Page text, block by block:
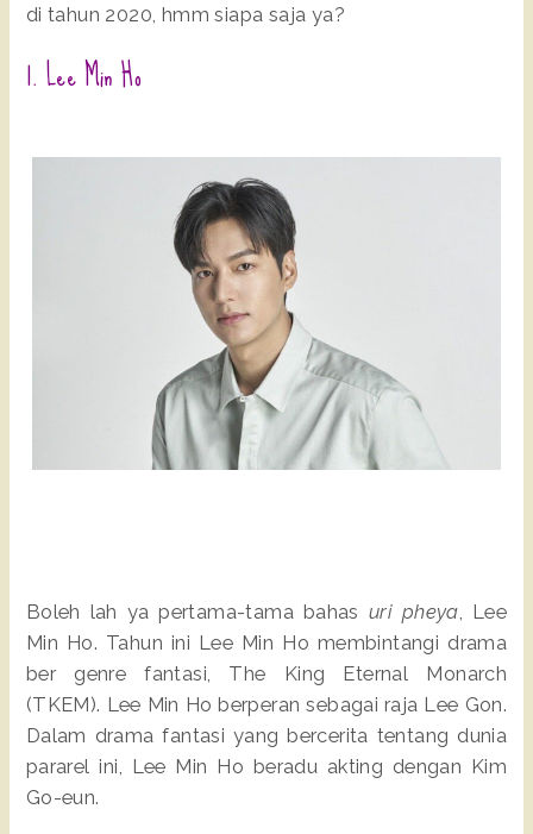
di tahun 2020, hmm siapa saja ya?
1. Lee Min Ho
Boleh lah ya pertama-tama bahas uri pheya, Lee
Min Ho. Tahun ini Lee Min Ho membintangi drama
ber genre fantasi, The King Eternal Monarch
(TKEM). Lee Min Ho berperan sebagai raja Lee Gon.
Dalam drama fantasi yang bercerita tentang dunia
pararel ini, Lee Min Ho beradu akting dengan Kim
Go-eun.